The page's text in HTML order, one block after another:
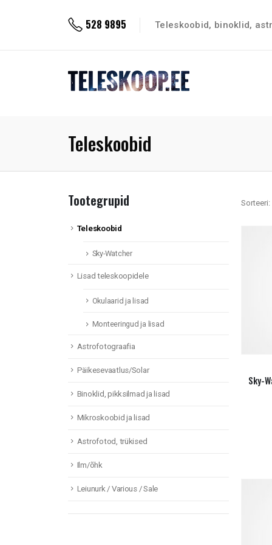
528 9895 Teleskoobid, binoklid,
Teleskoobid
Sorteeri:
Sky-
Tootegrupid
Teleskoobid
Sky-Watcher
Lisad teleskoopidele
Okulaarid ja lisad
Monteeringud ja lisad
Astrofotograafia
Päikesevaatlus/Solar
Binoklid, pikksilmad ja lisad
Mikroskoobid ja lisad
Astrofotod, trükised
Ilm/õhk
Leiunurk / Various / Sale